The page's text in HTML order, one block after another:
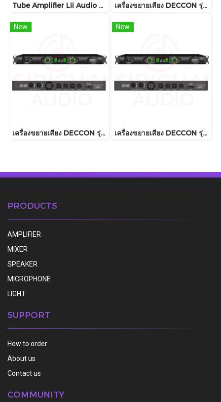
Tube Amplifier Lii Audio Amp01 เครื่องขยายเสียง DECCON รุ่น DAX300
New
เครื่องขยายเสียง DECCON รุ่น MD200
New
เครื่องขยายเสียง DECCON รุ่น MD300
PRODUCTS
AMPLIFIER
MIXER
SPEAKER
MICROPHONE
LIGHT
SUPPORT
How to order
About us
Contact us
COMMUNITY